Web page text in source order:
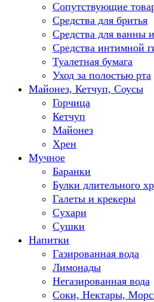
Сопутствующие
Средства для бритья
Средства для ванны
Средства интимной
Туалетная бумага
Уход за полостью рта
Майонез, Кетчуп, Соусы
Горчица
Кетчуп
Майонез
Хрен
Мучное
Баранки
Булки длительного
Галеты и крекеры
Сухари
Сушки
Напитки
Газированная вода
Лимонады
Негазированная вода
Соки, Нектары,